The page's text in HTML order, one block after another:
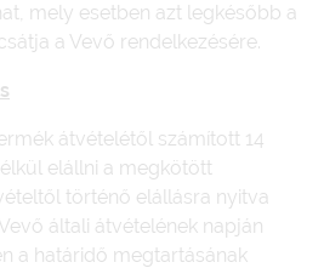
mely esetben azt legkésőbb a
a Vevő rendelkezésére.
átvételétől számított 14
elállni a megkötött
történő elállásra nyitva
általi átvételének napján
a határidő megtartásának